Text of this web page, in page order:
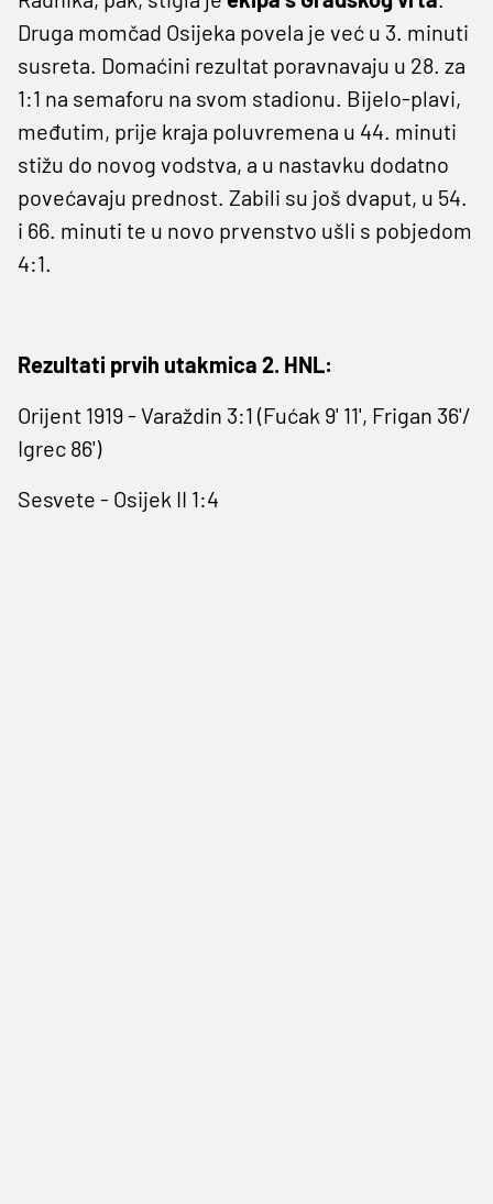
Druga momčad Osijeka povela je već u 3. minuti
susreta. Domaćini rezultat poravnavaju u 28. za
1:1 na semaforu na svom stadionu. Bijelo-plavi,
međutim, prije kraja poluvremena u 44. minuti
stižu do novog vodstva, a u nastavku dodatno
povećavaju prednost. Zabili su još dvaput, u 54.
i 66. minuti te u novo prvenstvo ušli s pobjedom
4:1.
Rezultati prvih utakmica 2. HNL:
Orijent 1919 - Varaždin 3:1 (Fućak 9' 11', Frigan 36'/
Igrec 86')
Sesvete - Osijek II 1:4